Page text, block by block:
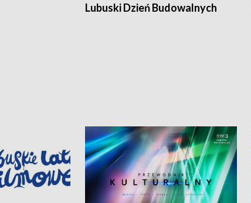
Lubuski Dzień Budowalnych